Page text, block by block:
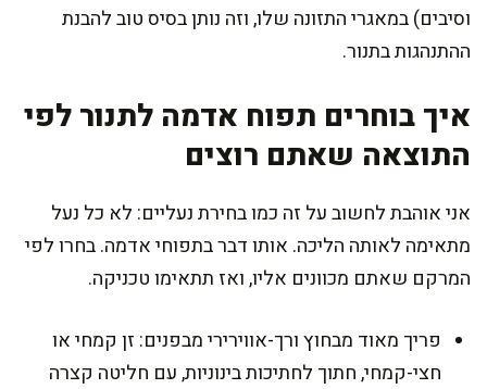
וסיבים) במאגרי התזונה שלו, וזה נותן בסיס טוב להבנת
ההתנהגות בתנור.
איך בוחרים תפוח אדמה לתנור לפי
התוצאה שאתם רוצים
אני אוהבת לחשוב על זה כמו בחירת נעליים: לא כל נעל
מתאימה לאותה הליכה. אותו דבר בתפוחי אדמה. בחרו לפי
המרקם שאתם מכוונים אליו, ואז תתאימו טכניקה.
פריך מאוד מבחוץ ורך-אווירירי מבפנים: זן קמחי או
חצי-קמחי, חתוך לחתיכות בינוניות, עם חליטה קצרה